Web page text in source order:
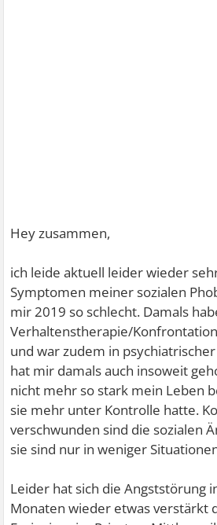
Hey zusammen,
ich leide aktuell leider wieder
Symptomen meiner sozialen
mir 2019 so schlecht. Damals
Verhaltenstherapie/
und war zudem in
hat mir damals auch insoweit
nicht mehr so stark mein Leben
sie mehr unter Kontrolle hatte.
verschwunden sind die sozialen
sie sind nur in weniger
Leider hat sich die Angststörung
Monaten wieder etwas verstärkt